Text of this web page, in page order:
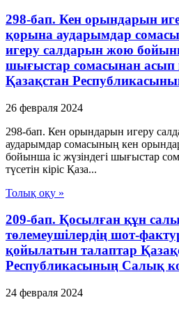
298-бап. Кен орындарын
қорына аударымдар
игеру салдарын жою
шығыстар сомасынан асып
Қазақстан
26 февраля 2024
298-бап. Кен орындарын игеру
аударымдар сомасының кен
бойынша іс жүзіндегі шығыстар
түсетін кіріс Қаза...
Толық оқу »
209-бап. Қосылған құн
төлемеушілердің шот-
қойылатын талаптар
Республикасының Салық
24 февраля 2024